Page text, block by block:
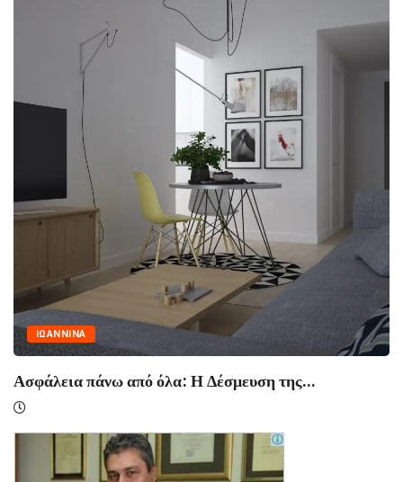
ΕΛΛΆΔΑ
Ανδρέας Σπηλιωτόπουλος: «Ήρωες του Σήμερα»
Αίθουσα...